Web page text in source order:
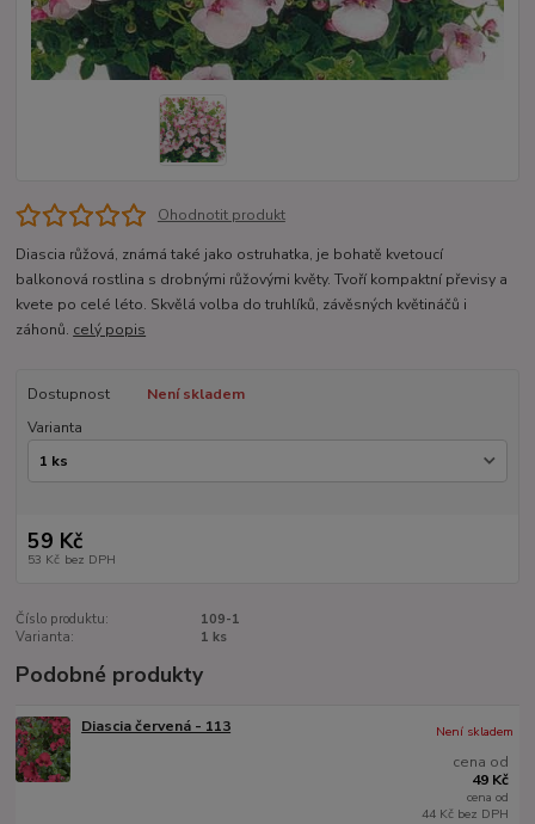
Ohodnotit produkt
Diascia růžová, známá také jako ostruhatka, je bohatě kvetoucí
balkonová rostlina s drobnými růžovými květy. Tvoří kompaktní převisy a
kvete po celé léto. Skvělá volba do truhlíků, závěsných květináčů i
záhonů. celý popis
Dostupnost
Není skladem
Varianta
59 Kč
53 Kč bez DPH
Číslo produktu:
109-1
Varianta:
1 ks
Podobné produkty
Diascia červená - 113
cena od
49 Kč
cena od
44 Kč bez DPH
Není skladem